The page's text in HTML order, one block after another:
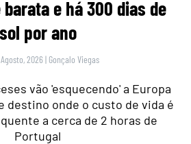
e há 300 dias de
sol por ano
2026 | Gonçalo Viegas
vão 'esquecendo' a Europa
destino onde o custo de vida é
a cerca de 2 horas de
Portugal